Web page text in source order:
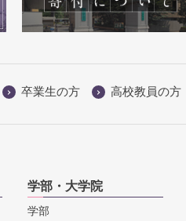
卒業生の方 高校教員の方
学部・大学院
学部